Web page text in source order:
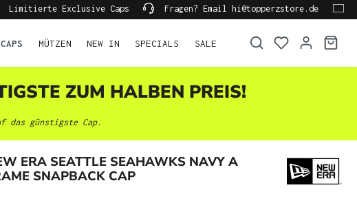
Limitierte Exclusive Caps Fragen? Email hi@topperzstore.de
CAPS MÜTZEN NEW IN SPECIALS SALE
ZUM HALBEN PREIS!
das günstigste Cap.
ERA SEATTLE SEAHAWKS NAVY A
SNAPBACK CAP